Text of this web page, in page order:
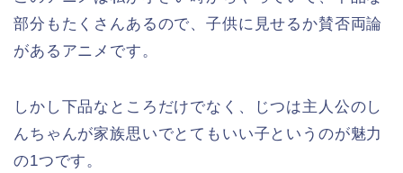
部分もたくさんあるので、子供に見せるか賛否両論
があるアニメです。
しかし下品なところだけでなく、じつは主人公のし
んちゃんが家族思いでとてもいい子というのが魅力
の1つです。